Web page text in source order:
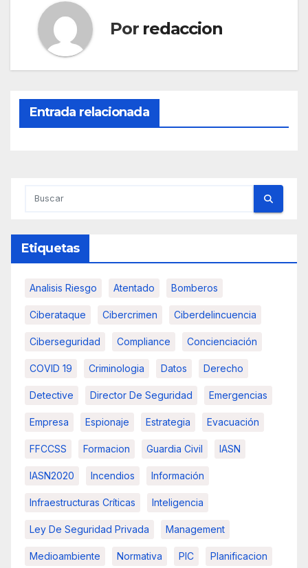
Por redaccion
Entrada relacionada
Etiquetas
Analisis Riesgo Atentado Bomberos
Ciberataque Cibercrimen Ciberdelincuencia
Ciberseguridad Compliance Concienciación
COVID 19 Criminologia Datos Derecho
Detective Director De Seguridad Emergencias
Empresa Espionaje Estrategia Evacuación
FFCCSS Formacion Guardia Civil IASN
IASN2020 Incendios Información
Infraestructuras Críticas Inteligencia
Ley De Seguridad Privada Management
Medioambiente Normativa PIC Planificacion